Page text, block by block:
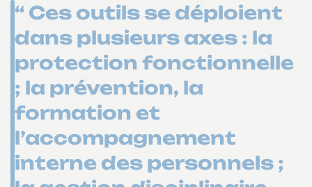
“ Ces outils se déploient
dans plusieurs axes : la
protection fonctionnelle
; la prévention, la
formation et
l’accompagnement
interne des personnels ;